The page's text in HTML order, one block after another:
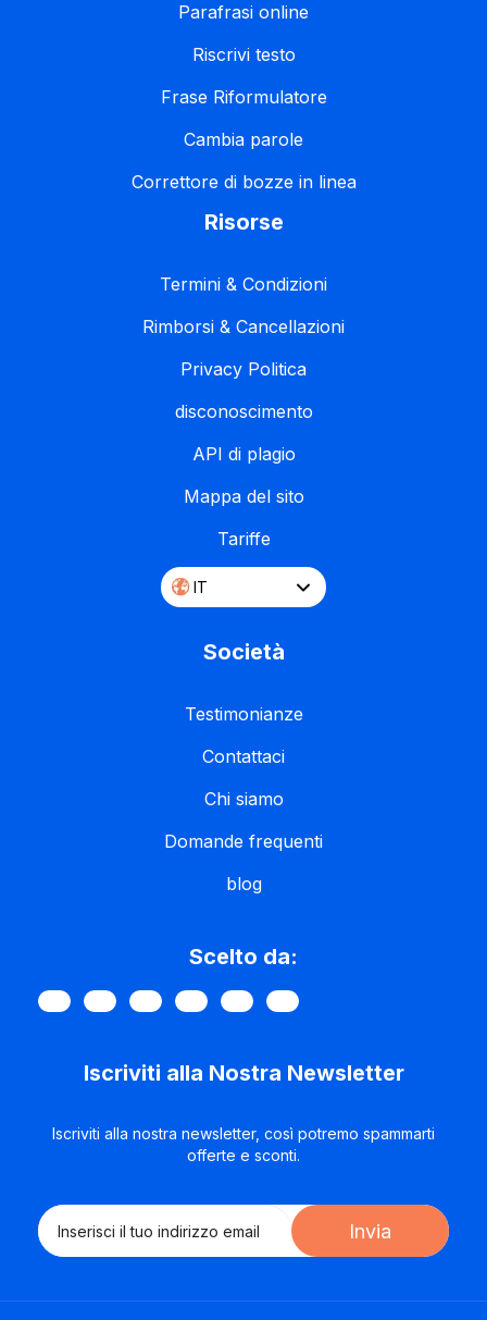
Parafrasi online
Riscrivi testo
Frase Riformulatore
Cambia parole
Correttore di bozze in linea
Risorse
Termini & Condizioni
Rimborsi & Cancellazioni
Privacy Politica
disconoscimento
API di plagio
Mappa del sito
Tariffe
IT
Società
Testimonianze
Contattaci
Chi siamo
Domande frequenti
blog
Scelto da:
Iscriviti alla Nostra Newsletter
Iscriviti alla nostra newsletter, così potremo spammarti
offerte e sconti.
Invia